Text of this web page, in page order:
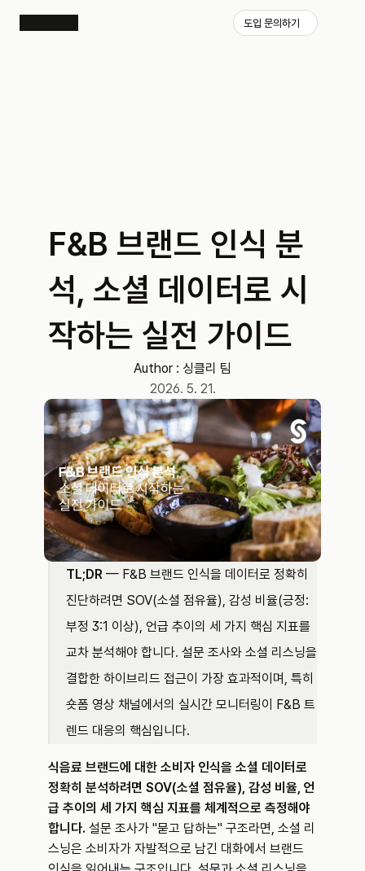
도입 문의하기
F&B 브랜드 인식 분
석, 소셜 데이터로 시
작하는 실전 가이드
Author : 싱클리 팀
2026. 5. 21.
TL;DR — F&B 브랜드 인식을 데이터로 정확히
진단하려면 SOV(소셜 점유율), 감성 비율(긍정:
부정 3:1 이상), 언급 추이의 세 가지 핵심 지표를
교차 분석해야 합니다. 설문 조사와 소셜 리스닝을
결합한 하이브리드 접근이 가장 효과적이며, 특히
숏폼 영상 채널에서의 실시간 모니터링이 F&B 트
렌드 대응의 핵심입니다.
식음료 브랜드에 대한 소비자 인식을 소셜 데이터로
정확히 분석하려면 SOV(소셜 점유율), 감성 비율, 언
급 추이의 세 가지 핵심 지표를 체계적으로 측정해야
합니다. 설문 조사가 "묻고 답하는" 구조라면, 소셜 리
스닝은 소비자가 자발적으로 남긴 대화에서 브랜드